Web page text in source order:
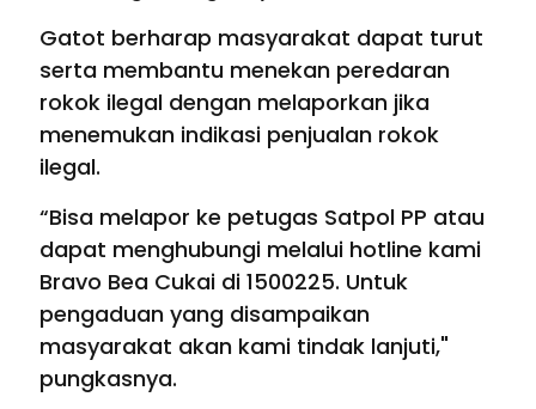
Gatot berharap masyarakat dapat turut
serta membantu menekan peredaran
rokok ilegal dengan melaporkan jika
menemukan indikasi penjualan rokok
ilegal.
“Bisa melapor ke petugas Satpol PP atau
dapat menghubungi melalui hotline kami
Bravo Bea Cukai di 1500225. Untuk
pengaduan yang disampaikan
masyarakat akan kami tindak lanjuti,"
pungkasnya.